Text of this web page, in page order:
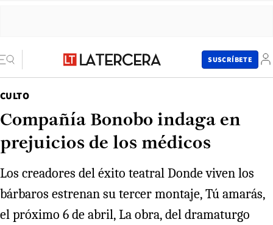
SUSCRÍBETE
CULTO
Compañía Bonobo indaga en
prejuicios de los médicos
Los creadores del éxito teatral Donde viven los
bárbaros estrenan su tercer montaje, Tú amarás,
el próximo 6 de abril, La obra, del dramaturgo